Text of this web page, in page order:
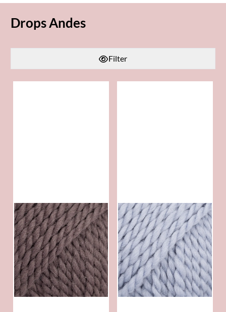
Drops Andes
Filter